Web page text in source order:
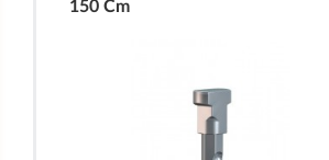
150 Cm